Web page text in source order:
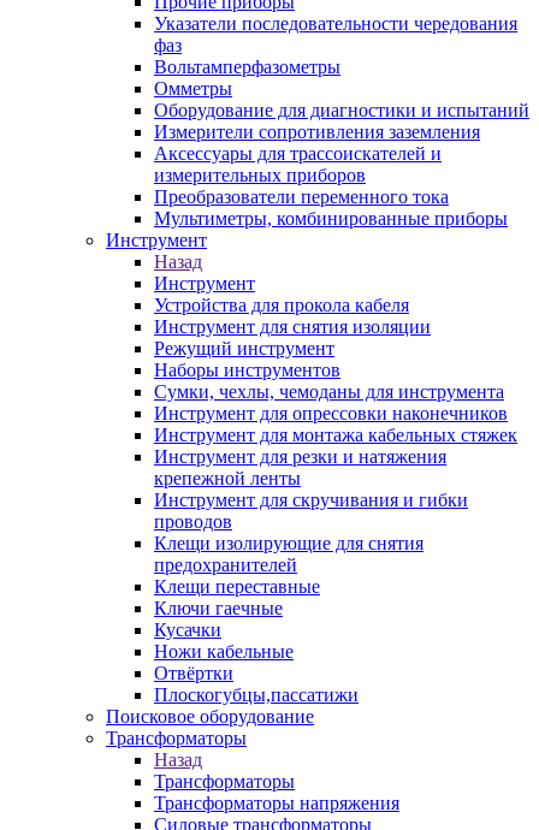
Указатели последовательности чередования
фаз
Вольтамперфазометры
Омметры
Оборудование для диагностики и испытаний
Измерители сопротивления заземления
Аксессуары для трассоискателей и
измерительных приборов
Преобразователи переменного тока
Мультиметры, комбинированные приборы
Инструмент
Назад
Инструмент
Устройства для прокола кабеля
Инструмент для снятия изоляции
Режущий инструмент
Наборы инструментов
Сумки, чехлы, чемоданы для инструмента
Инструмент для опрессовки наконечников
Инструмент для монтажа кабельных стяжек
Инструмент для резки и натяжения
крепежной ленты
Инструмент для скручивания и гибки
проводов
Клещи изолирующие для снятия
предохранителей
Клещи переставные
Ключи гаечные
Кусачки
Ножи кабельные
Отвёртки
Плоскогубцы,пассатижи
Поисковое оборудование
Трансформаторы
Назад
Трансформаторы
Трансформаторы напряжения
Силовые трансформаторы